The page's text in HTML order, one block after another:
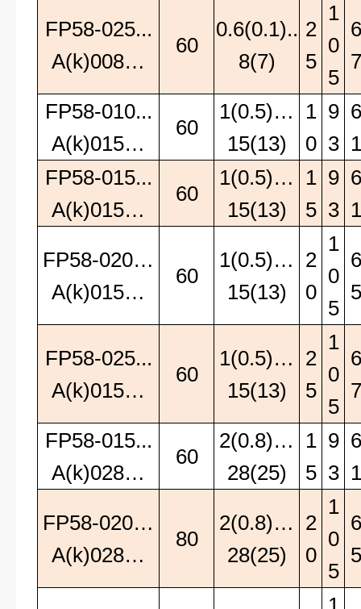
FP58-025...
A(k)008…
60
0.6(0.1)..
8(7)
2
5
1
0
5
6
7
FP58-010...
A(k)015…
60
1(0.5)…
15(13)
1
0
9
3
6
1
FP58-015...
A(k)015…
60
1(0.5)…
15(13)
1
5
9
3
6
1
FP58-020…
A(k)015…
60
1(0.5)…
15(13)
2
0
1
0
5
6
5
FP58-025...
A(k)015…
60
1(0.5)…
15(13)
2
5
1
0
5
6
7
FP58-015...
A(k)028…
60
2(0.8)…
28(25)
1
5
9
3
6
1
FP58-020…
A(k)028…
80
2(0.8)…
28(25)
2
0
1
0
5
6
5